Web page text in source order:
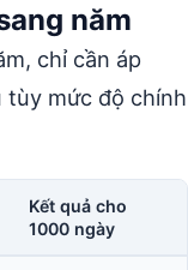
năm
chỉ cần áp
mức độ chính
Kết quả cho
1000 ngày